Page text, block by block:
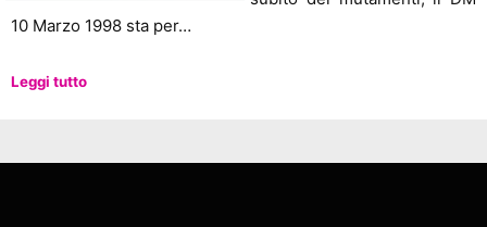
10 Marzo 1998 sta per…
Leggi tutto